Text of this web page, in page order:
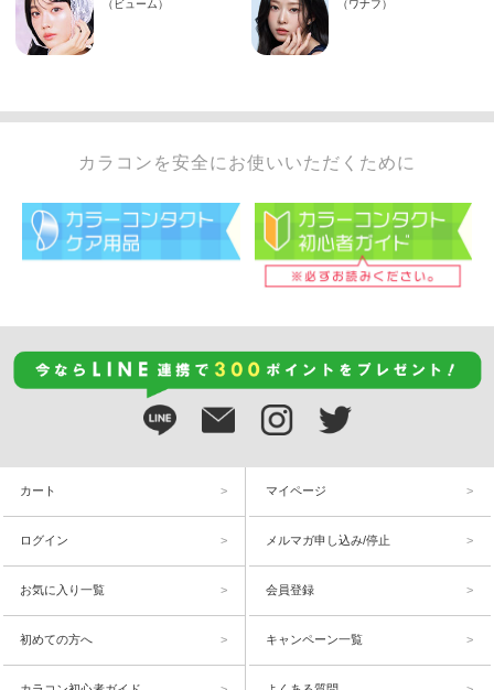
カラコンを安全にお使いいただくために
カート マイページ
ログイン メルマガ申し込み/停止
お気に入り一覧 会員登録
初めての方へ キャンペーン一覧